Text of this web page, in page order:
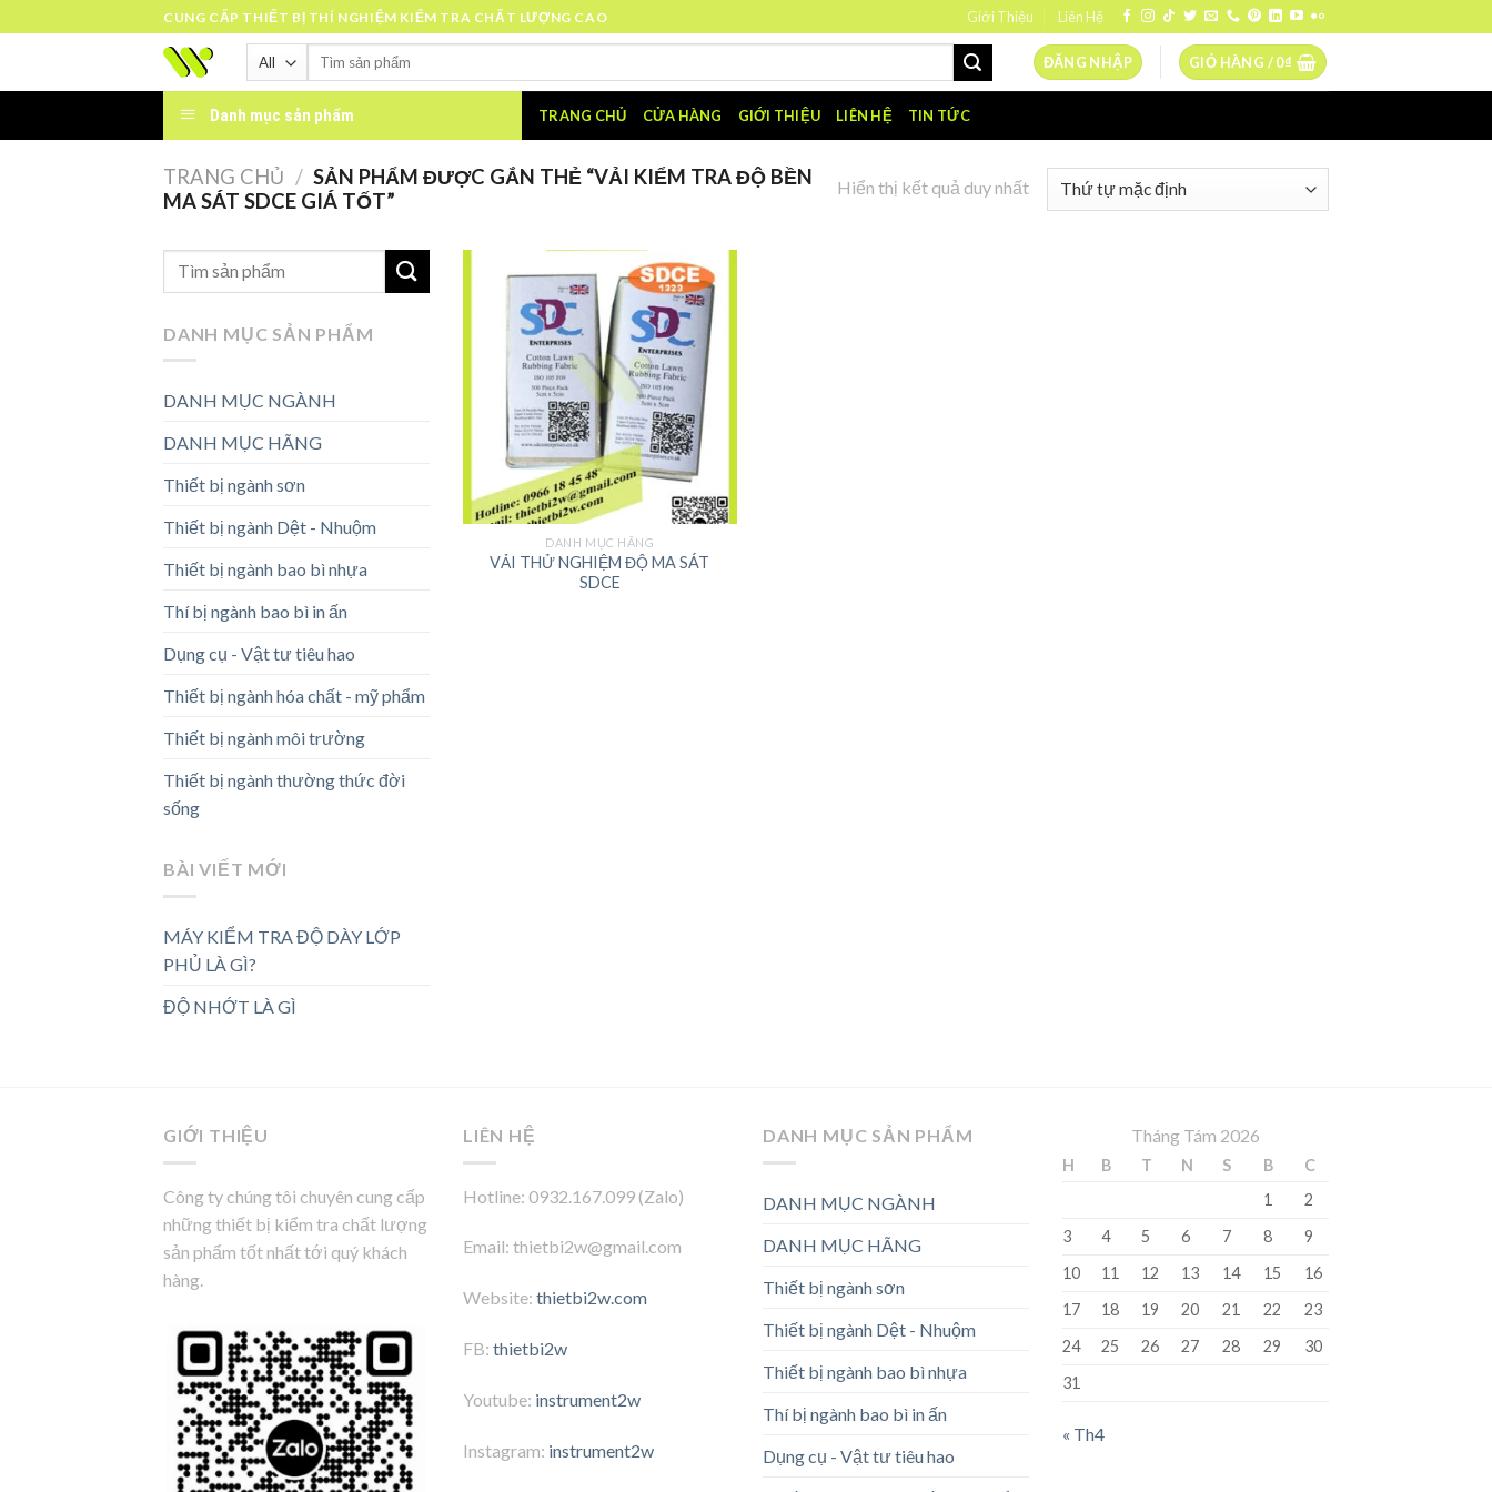
to
CUNG CẤP THIẾT BỊ THÍ NGHIỆM KIỂM TRA CHẤT LƯỢNG CAO Giới Thiệu Liên Hệ
Tìm
ĐĂNG NHẬP GIỎ HÀNG /0₫
Danh mục sản phẩm TRANG CHỦ CỬA HÀNG GIỚI THIỆU LIÊN HỆ TIN TỨC
TRANG CHỦ / SẢN PHẨM ĐƯỢC GẮN THẺ “VẢI KIỂM TRA ĐỘ BỀN
MA SÁT SDCE GIÁ TỐT”
Hiển thị kết quả duy nhất
DANH MỤC SẢN PHẨM
DANH MỤC NGÀNH
DANH MỤC HÃNG
Thiết bị ngành sơn
Thiết bị ngành Dệt - Nhuộm
Thiết bị ngành bao bì nhựa
Thí bị ngành bao bì in ấn
Dụng cụ - Vật tư tiêu hao
Thiết bị ngành hóa chất - mỹ phẩm
Thiết bị ngành môi trường
Thiết bị ngành thường thức đời
sống
BÀI VIẾT MỚI
MÁY KIỂM TRA ĐỘ DÀY LỚP
PHỦ LÀ GÌ?
ĐỘ NHỚT LÀ GÌ
DANH MỤC HÃNG
VẢI THỬ NGHIỆM ĐỘ MA SÁT
SDCE
GIỚI THIỆU
Công ty chúng tôi chuyên cung cấp
những thiết bị kiểm tra chất lượng
sản phẩm tốt nhất tới quý khách
hàng.
LIÊN HỆ
Hotline: 0932.167.099 (Zalo)
Email: thietbi2w@gmail.com
Website: thietbi2w.com
FB: thietbi2w
Youtube: instrument2w
Instagram: instrument2w
DANH MỤC SẢN PHẨM
DANH MỤC NGÀNH
DANH MỤC HÃNG
Thiết bị ngành sơn
Thiết bị ngành Dệt - Nhuộm
Thiết bị ngành bao bì nhựa
Thí bị ngành bao bì in ấn
Dụng cụ - Vật tư tiêu hao
Tháng Tám 2026
H B T N S B
C
1
2
3
4 5 6 7 8
9
10
11 12 13 14 15
16
17
18 19 20 21 22
23
24
25 26 27 28 29
30
31
« Th4